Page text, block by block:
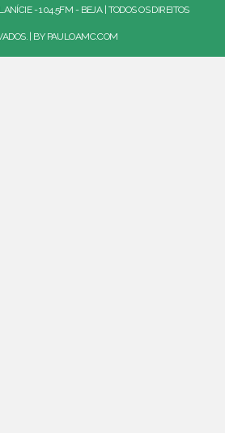
- 104.5FM - BEJA | TODOS OS DIREITOS
| BY PAULOAMC.COM